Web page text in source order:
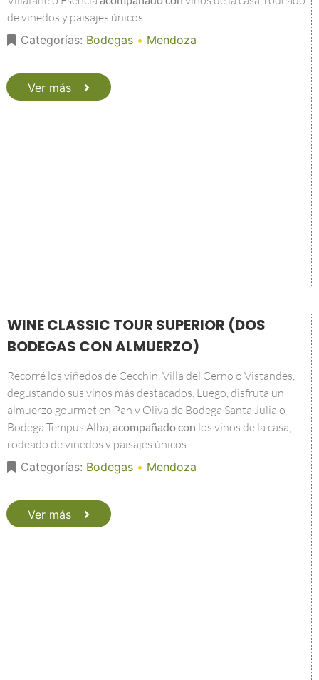
de viñedos y paisajes únicos.
Categorías: Bodegas • Mendoza
Ver más
WINE CLASSIC TOUR SUPERIOR (DOS
BODEGAS CON ALMUERZO)
Recorré los viñedos de Cecchin, Villa del Cerno o Vistandes,
degustando sus vinos más destacados. Luego, disfruta un
almuerzo gourmet en Pan y Oliva de Bodega Santa Julia o
Bodega Tempus Alba, acompañado con los vinos de la casa,
rodeado de viñedos y paisajes únicos.
Categorías: Bodegas • Mendoza
Ver más